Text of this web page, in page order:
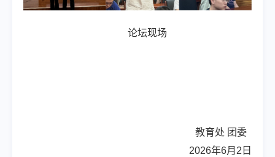
论坛现场
教育处 团委
2026年6月 2 日